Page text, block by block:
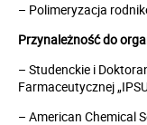
– Polimeryzacja
Przynależność do
– Studenckie i
Farmaceutycznej
– American Chemical